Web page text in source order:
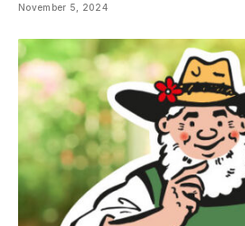
November 5, 2024